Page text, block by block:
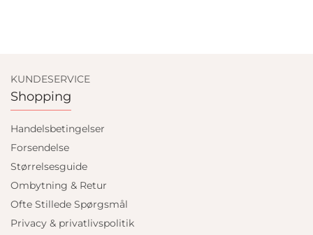
KUNDESERVICE
Shopping
Handelsbetingelser
Forsendelse
Størrelsesguide
Ombytning & Retur
Ofte Stillede Spørgsmål
Privacy & privatlivspolitik